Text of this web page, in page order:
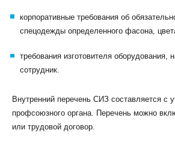
корпоративные требования об
спецодежды определенного фасона,
требования изготовителя оборудования,
сотрудник.
Внутренний перечень СИЗ составляется с
профсоюзного органа. Перечень можно
или трудовой договор.